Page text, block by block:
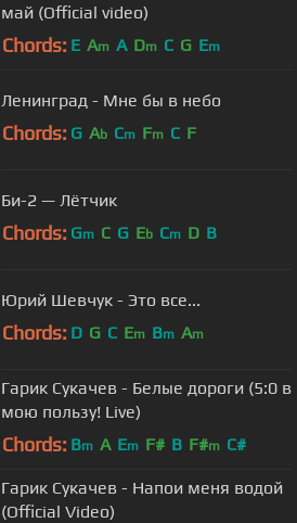
май (Official video)
Chords: E Am A Dm C G Em
Ленинград - Мне бы в небо
Chords: G Ab Cm Fm C F
Би-2 — Лётчик
Chords: Gm C G Eb Cm D B
Юрий Шевчук - Это все...
Chords: D G C Em Bm Am
Гарик Сукачев - Белые дороги (5:0 в
мою пользу! Live)
Chords: Bm A Em F# B F#m C#
Гарик Сукачев - Напои меня водой
(Official Video)